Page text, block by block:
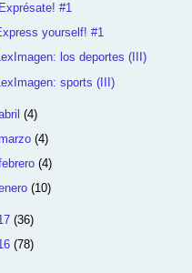
#1
yourself! #1
los deportes (III)
sports (III)
(4)
marzo(4)
(4)
(10)
(36)
(78)